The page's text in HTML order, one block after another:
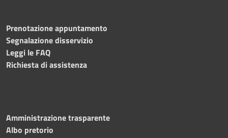
Prenotazione appuntamento
Segnalazione disservizio
Leggi le FAQ
Richiesta di assistenza
Amministrazione trasparente
Albo pretorio